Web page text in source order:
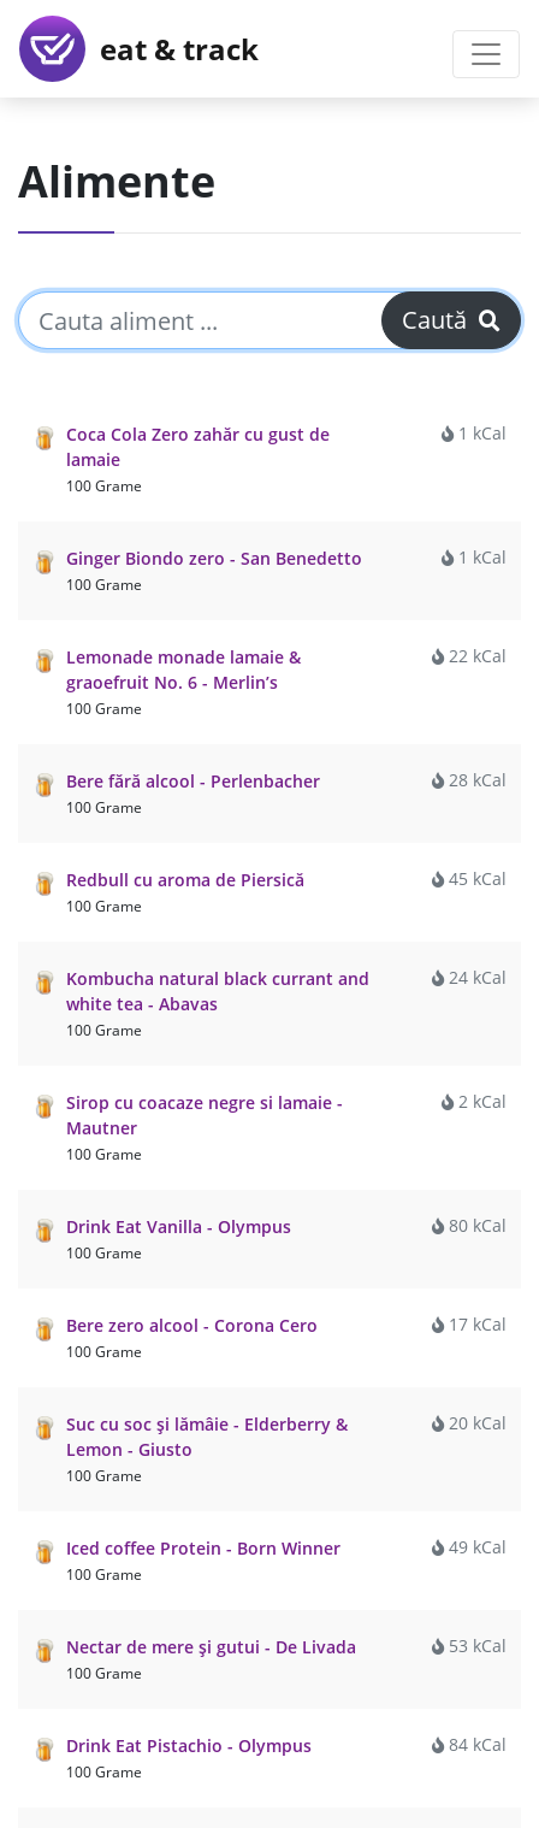
eat & track
Alimente
Caută
Coca Cola Zero zahăr cu gust de
lamaie
100 Grame
1 kCal
Ginger Biondo zero - San Benedetto
100 Grame
1 kCal
Lemonade monade lamaie &
graoefruit No. 6 - Merlin’s
100 Grame
22 kCal
Bere fără alcool - Perlenbacher
100 Grame
28 kCal
Redbull cu aroma de Piersică
100 Grame
45 kCal
Kombucha natural black currant and
white tea - Abavas
100 Grame
24 kCal
Sirop cu coacaze negre si lamaie -
Mautner
100 Grame
2 kCal
Drink Eat Vanilla - Olympus
100 Grame
80 kCal
Bere zero alcool - Corona Cero
100 Grame
17 kCal
Suc cu soc și lămâie - Elderberry &
Lemon - Giusto
100 Grame
20 kCal
Iced coffee Protein - Born Winner
100 Grame
49 kCal
Nectar de mere și gutui - De Livada
100 Grame
53 kCal
Drink Eat Pistachio - Olympus
100 Grame
84 kCal